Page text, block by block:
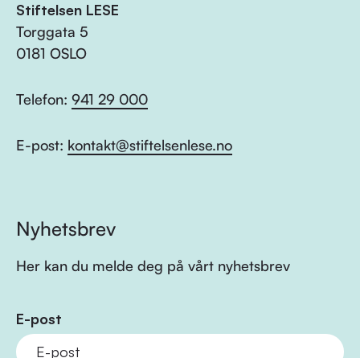
Stiftelsen LESE
Torggata 5
0181 OSLO
Telefon: 941 29 000
E-post: kontakt@stiftelsenlese.no
Nyhetsbrev
Her kan du melde deg på vårt nyhetsbrev
E-post